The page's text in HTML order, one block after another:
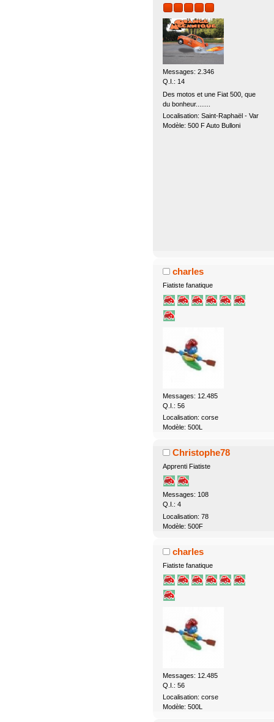
Messages: 2.346
Q.I.: 14
Des motos et une Fiat 500, que
du bonheur........
Localisation: Saint-Raphaël - Var
Modèle: 500 F Auto Bulloni
charles
Fiatiste fanatique
Messages: 12.485
Q.I.: 56
Localisation: corse
Modèle: 500L
Christophe78
Apprenti Fiatiste
Messages: 108
Q.I.: 4
Localisation: 78
Modèle: 500F
charles
Fiatiste fanatique
Messages: 12.485
Q.I.: 56
Localisation: corse
Modèle: 500L